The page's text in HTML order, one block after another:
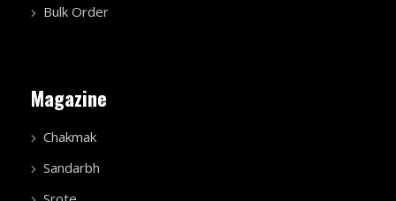
Bulk Order
Magazine
Chakmak
Sandarbh